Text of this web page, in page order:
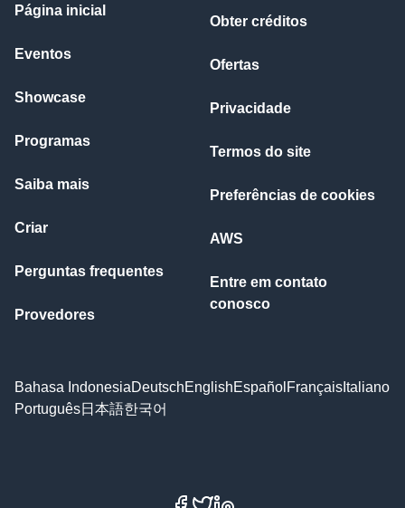
Página inicial
Eventos
Showcase
Programas
Saiba mais
Criar
Perguntas frequentes
Provedores
Obter créditos
Ofertas
Privacidade
Termos do site
Preferências de cookies
AWS
Entre em contato
conosco
Bahasa IndonesiaDeutschEnglishEspañol Français Italiano
Português日本語한국어
Facebook
X